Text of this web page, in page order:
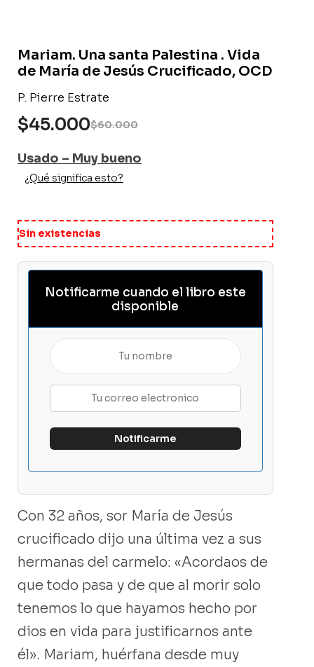
Mariam. Una santa Palestina . Vida
de María de Jesús Crucificado, OCD
P. Pierre Estrate
$60.000
$45.000
Usado – Muy bueno
¿Qué significa esto?
Sin existencias
Notificarme cuando el libro este
disponible
Con 32 años, sor María de Jesús
crucificado dijo una última vez a sus
hermanas del carmelo: «Acordaos de
que todo pasa y de que al morir solo
tenemos lo que hayamos hecho por
dios en vida para justificarnos ante
él». Mariam, huérfana desde muy